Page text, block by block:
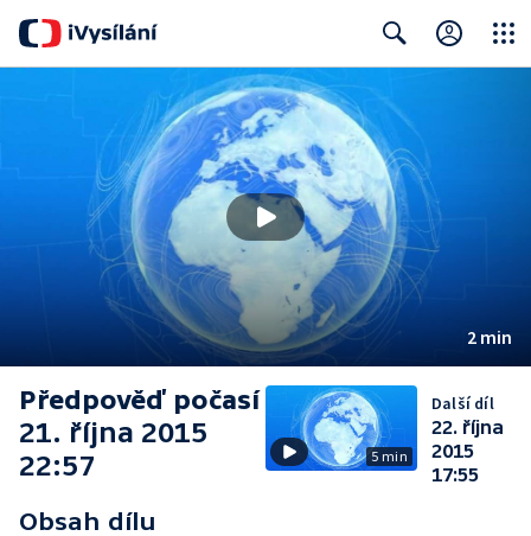
2 min
Předpověď počasí
21. října 2015
22:57
Obsah dílu
5 min
Další díl
22. října
2015
17:55